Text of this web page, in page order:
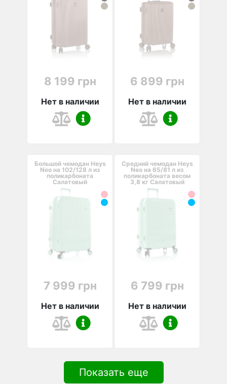
8 199 грн
Нет в наличии
6 899 грн
Нет в наличии
Большой чемодан Heys
Neo на 102/128 л из
поликарбоната
Салатовый
7 999 грн
Нет в наличии
Средний чемодан Heys
Neo на 65/81 л из
поликарбоната весом
3,8 кг Салатовый
6 799 грн
Нет в наличии
Показать еще